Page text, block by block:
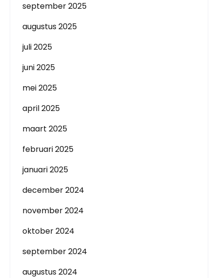
september 2025
augustus 2025
juli 2025
juni 2025
mei 2025
april 2025
maart 2025
februari 2025
januari 2025
december 2024
november 2024
oktober 2024
september 2024
augustus 2024